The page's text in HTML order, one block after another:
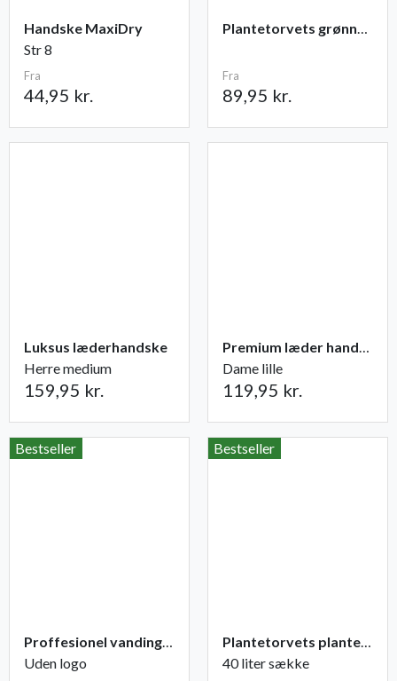
Handske MaxiDry
Str 8
Fra
44,95 kr.
Plantetorvets grønne vandingspose 75 liter
Fra
89,95 kr.
Luksus læderhandske
Herre medium
159,95 kr.
Premium læder handske Flutter
Dame lille
119,95 kr.
Bestseller
Proffesionel vandingspose 100 liter
Uden logo
Bestseller
Plantetorvets plantejord
40 liter sække